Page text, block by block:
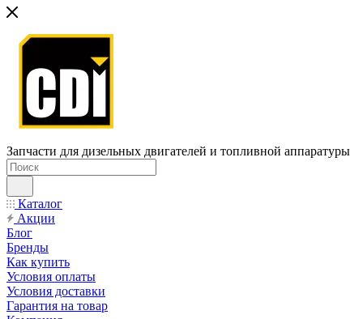
Запчасти для дизельных двигателей и топливной аппаратуры
Каталог
Акции
Блог
Бренды
Как купить
Условия оплаты
Условия доставки
Гарантия на товар